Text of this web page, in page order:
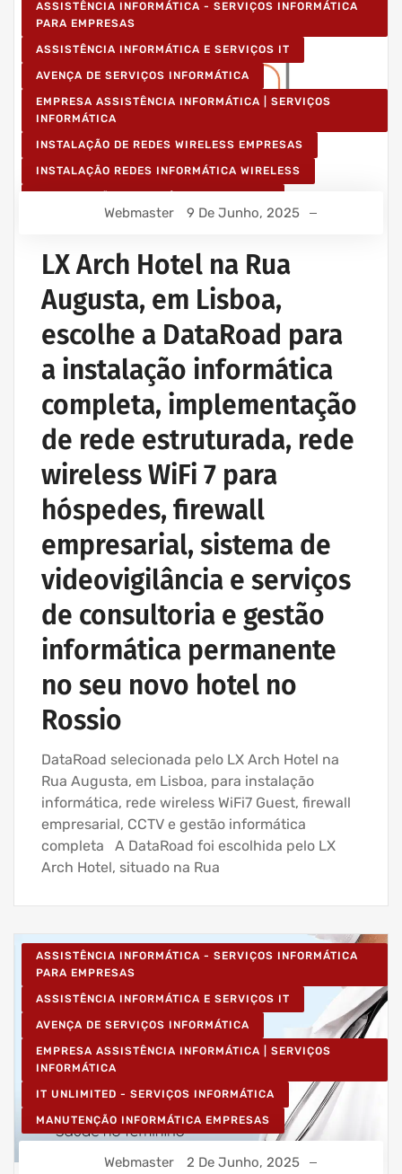
ASSISTÊNCIA INFORMÁTICA - SERVIÇOS INFORMÁTICA
PARA EMPRESAS
ASSISTÊNCIA INFORMÁTICA E SERVIÇOS IT
AVENÇA DE SERVIÇOS INFORMÁTICA
EMPRESA ASSISTÊNCIA INFORMÁTICA | SERVIÇOS
INFORMÁTICA
INSTALAÇÃO DE REDES WIRELESS EMPRESAS
INSTALAÇÃO REDES INFORMÁTICA WIRELESS
PROJETOS CABLAGEM E REDES INFORMÁTICA
REDE ESTRUTURADA INFORMÁTICA
Webmaster 9 De Junho, 2025
LX Arch Hotel na Rua
Augusta, em Lisboa,
escolhe a DataRoad para
a instalação informática
completa, implementação
de rede estruturada, rede
wireless WiFi 7 para
hóspedes, firewall
empresarial, sistema de
videovigilância e serviços
de consultoria e gestão
informática permanente
no seu novo hotel no
Rossio
DataRoad selecionada pelo LX Arch Hotel na
Rua Augusta, em Lisboa, para instalação
informática, rede wireless WiFi7 Guest, firewall
empresarial, CCTV e gestão informática
completa A DataRoad foi escolhida pelo LX
Arch Hotel, situado na Rua
ASSISTÊNCIA INFORMÁTICA - SERVIÇOS INFORMÁTICA
PARA EMPRESAS
ASSISTÊNCIA INFORMÁTICA E SERVIÇOS IT
AVENÇA DE SERVIÇOS INFORMÁTICA
EMPRESA ASSISTÊNCIA INFORMÁTICA | SERVIÇOS
INFORMÁTICA
IT UNLIMITED - SERVIÇOS INFORMÁTICA
MANUTENÇÃO INFORMÁTICA EMPRESAS
Webmaster 2 De Junho, 2025